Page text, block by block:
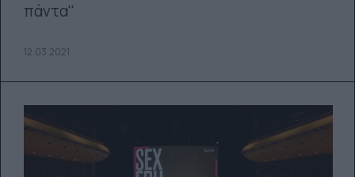
πάντα''
12.03.2021